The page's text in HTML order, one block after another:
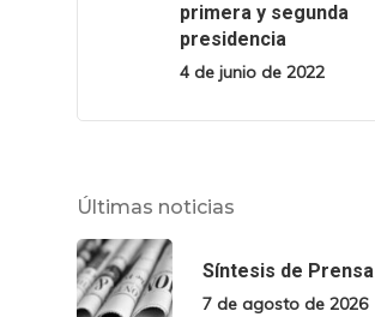
primera y segunda
presidencia
4 de junio de 2022
Últimas noticias
Síntesis de Prensa
7 de agosto de 2026